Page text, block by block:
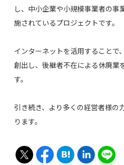
し、中小企業や小規模事業者の事
施されているプロジェクトです。
インターネットを活用することで
創出し、後継者不在による休廃業
す。
引き続き、より多くの経営者様の
ります。